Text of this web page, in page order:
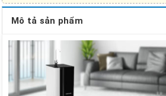
Mô tả sản phẩm